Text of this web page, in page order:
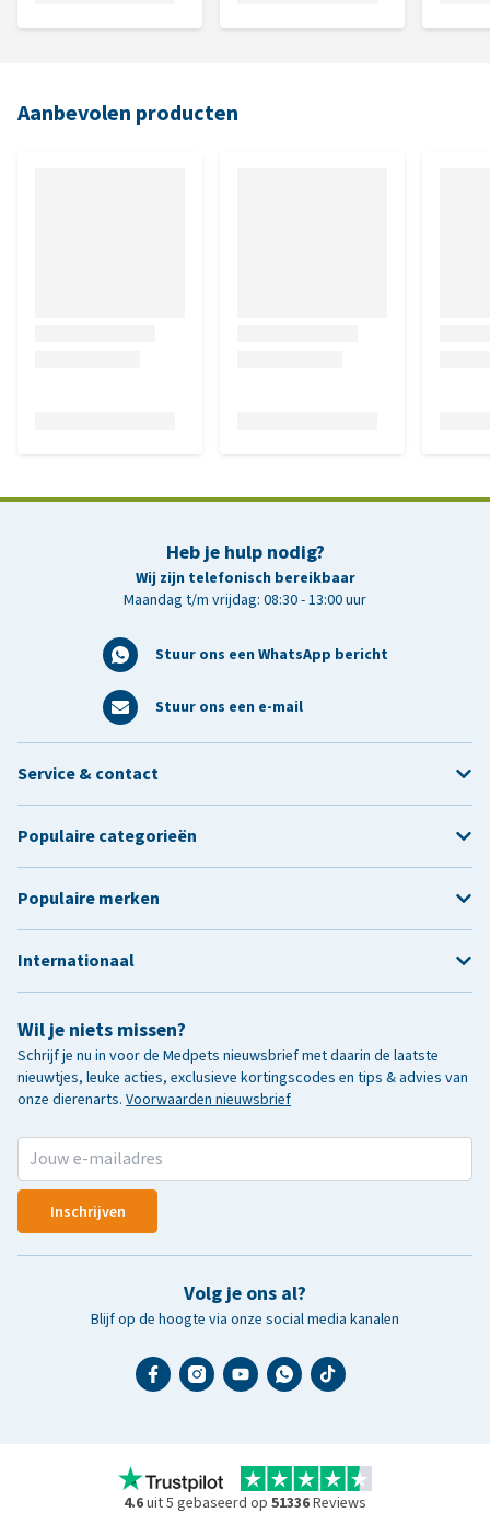
Aanbevolen producten
Heb je hulp nodig?
Wij zijn telefonisch bereikbaar
Maandag t/m vrijdag: 08:30 - 13:00 uur
Stuur ons een WhatsApp bericht
Stuur ons een e-mail
Wil je niets missen?
Schrijf je nu in voor de Medpets nieuwsbrief met daarin de laatste
nieuwtjes, leuke acties, exclusieve kortingscodes en tips & advies van
onze dierenarts. Voorwaarden nieuwsbrief
Inschrijven
Volg je ons al?
Blijf op de hoogte via onze social media kanalen
Service & contact
Populaire categorieën
Populaire merken
Internationaal
4.6uit 5 gebaseerd op 51336Reviews